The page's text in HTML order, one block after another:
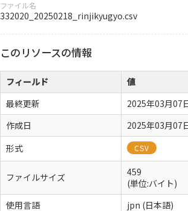
ファイル名
332020_20250218_rinjikyugyo.csv
このリソースの情報
フィールド
値
最終更新
2025年03月07
作成日
2025年03月07
形式
CSV
ファイルサイズ
459
(単位:バイト)
使用言語
jpn (日本語)